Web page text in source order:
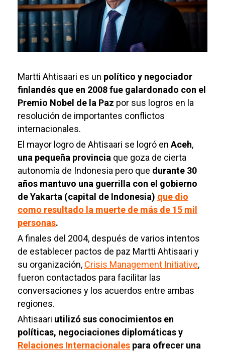
Martti Ahtisaari es un político y negociador
finlandés que en 2008 fue galardonado con el
Premio Nobel de la Paz por sus logros en la
resolución de importantes conflictos
internacionales.
El mayor logro de Ahtisaari se logró en Aceh,
una pequeña provincia que goza de cierta
autonomía de Indonesia pero que durante 30
años mantuvo una guerrilla con el gobierno
de Yakarta (capital de Indonesia) que dio
como resultado la muerte de más de 15 mil
personas.
A finales del 2004, después de varios intentos
de establecer pactos de paz Martti Ahtisaari y
su organización, Crisis Management Initiative,
fueron contactados para facilitar las
conversaciones y los acuerdos entre ambas
regiones.
Ahtisaari utilizó sus conocimientos en
políticas, negociaciones diplomáticas y
Relaciones Internacionales para ofrecer una